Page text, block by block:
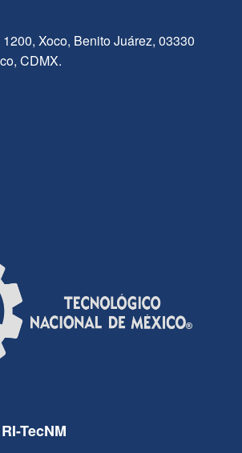
Xoco, Benito Juárez, 03330
CDMX.
TecNM